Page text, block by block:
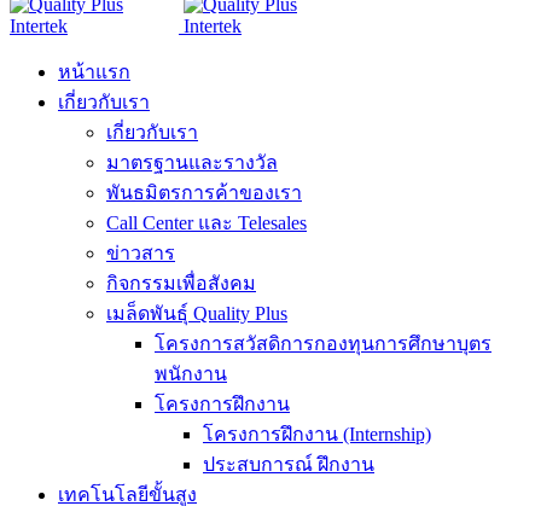
หน้าแรก
เกี่ยวกับเรา
เกี่ยวกับเรา
มาตรฐานและรางวัล
พันธมิตรการค้าของเรา
Call Center และ Telesales
ข่าวสาร
กิจกรรมเพื่อสังคม
เมล็ดพันธุ์ Quality Plus
โครงการสวัสดิการกองทุนการศึกษาบุตร
พนักงาน
โครงการฝึกงาน
โครงการฝึกงาน (Internship)
ประสบการณ์ ฝึกงาน
เทคโนโลยีขั้นสูง